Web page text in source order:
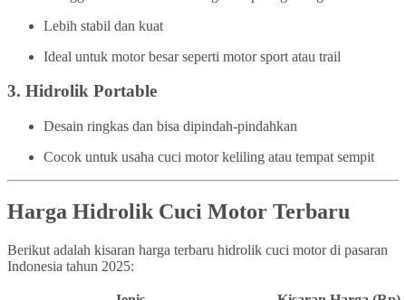
Lebih stabil dan kuat
Ideal untuk motor besar seperti motor sport atau trail
3. Hidrolik Portable
Desain ringkas dan bisa dipindah-pindahkan
Cocok untuk usaha cuci motor keliling atau tempat sempit
Harga Hidrolik Cuci Motor Terbaru
Berikut adalah kisaran harga terbaru hidrolik cuci motor di pasaran
Indonesia tahun 2025: